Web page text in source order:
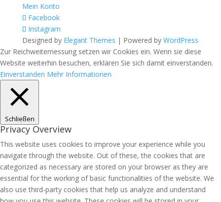
Mein Konto
Facebook
Instagram
Designed by Elegant Themes | Powered by WordPress
Zur Reichweitemessung setzen wir Cookies ein. Wenn sie diese
Website weiterhin besuchen, erklären Sie sich damit einverstanden.
Einverstanden Mehr Informationen
Schließen
Privacy Overview
This website uses cookies to improve your experience while you
navigate through the website. Out of these, the cookies that are
categorized as necessary are stored on your browser as they are
essential for the working of basic functionalities of the website. We
also use third-party cookies that help us analyze and understand